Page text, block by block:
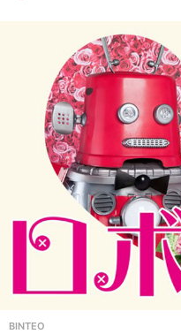
ΒΊΝΤΕΟ